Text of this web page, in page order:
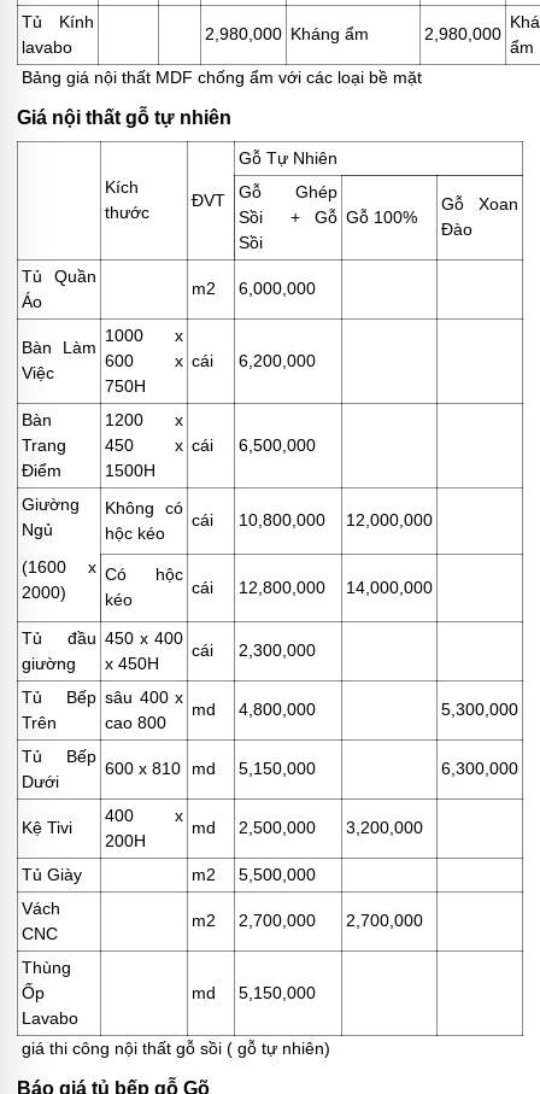
Tủ Kính
lavabo
2,980,000 Kháng ẩm 2,980,000
ẩm
Bảng giá nội thất MDF chống ẩm với các loại bề mặt
Giá nội thất gỗ tự nhiên
Kích
thước
ĐVT
Gỗ Tự Nhiên
Gỗ Ghép
Sồi + Gỗ
Sồi
Gỗ 100%
Gỗ Xoan
Đào
Tủ Quần
Áo
m2 6,000,000
Bàn Làm
Việc
1000 x
600 x
750H
cái 6,200,000
Bàn
Trang
Điểm
1200 x
450 x
1500H
cái 6,500,000
Giường
Ngủ
(1600 x
2000)
Không có
hộc kéo
cái 10,800,000 12,000,000
Có hộc
kéo
cái 12,800,000 14,000,000
Tủ đầu
giường
450 x 400
x 450H
cái 2,300,000
Tủ Bếp
Trên
sâu 400 x
cao 800
md 4,800,000 5,300,000
Tủ Bếp
Dưới
600 x 810 md 5,150,000 6,300,000
Kệ Tivi
400 x
200H
md 2,500,000 3,200,000
Tủ Giày m2
5,500,000
Vách
CNC
m2 2,700,000 2,700,000
Thùng
Ốp
Lavabo
md 5,150,000
giá thi công nội thất gỗ sồi ( gỗ tự nhiên)
Báo giá tủ bếp gỗ Gõ